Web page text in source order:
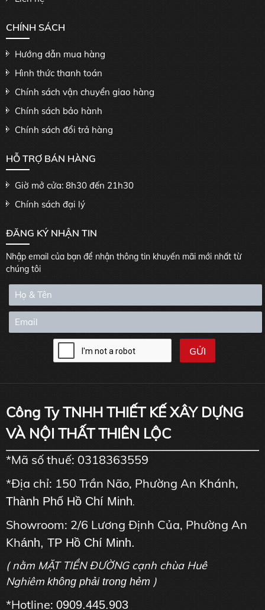
CHÍNH SÁCH
Hướng dẫn mua hàng
Hình thức thanh toán
Chính sách vận chuyển giao hàng
Chính sách bảo hành
Chính sách đổi trả hàng
HỖ TRỢ BÁN HÀNG
Giờ mở cửa: 8h30 đến 21h30
Chính sách đại lý
ĐĂNG KÝ NHẬN TIN
Nhập email của bạn để nhận thông tin khuyến mãi mới nhất từ
chúng tôi
Công Ty TNHH THIẾT KẾ XÂY DỰNG
VÀ NỘI THẤT THIÊN LỘC
*Mã số thuế: 0318363559
*Địa chỉ: 150 Trần Não, Phường An Khánh,
Thành Phố Hồ Chí Minh.
Showroom: 2/6 Lương Định Của, Phường An
Khánh, TP Hồ Chí Minh.
( nằm MẶT TIỀN ĐƯỜNG cạnh chùa Huê
Nghiêm không phải trong hẻm )
*Hotline: 0909.445.903